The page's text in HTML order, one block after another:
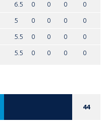
6.5 0 0 0 0
5 0 0 0 0
5.5 0 0 0 0
5.5 0 0 0 0
44